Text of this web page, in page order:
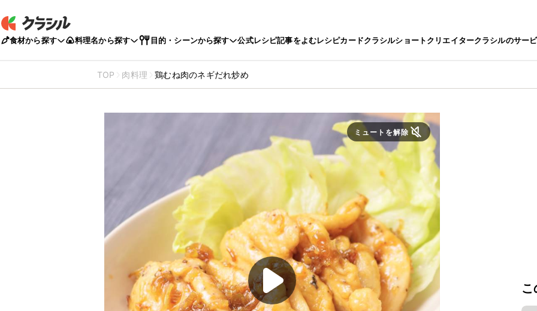
食材から探す 料理名から探す 目的・シーンから探す 公式レシピ記事をよむレシピカードクラシルショートクリエイタークラシルのサー
TOP 肉料理 鶏むね肉のネギだれ炒め
ミュートを解除